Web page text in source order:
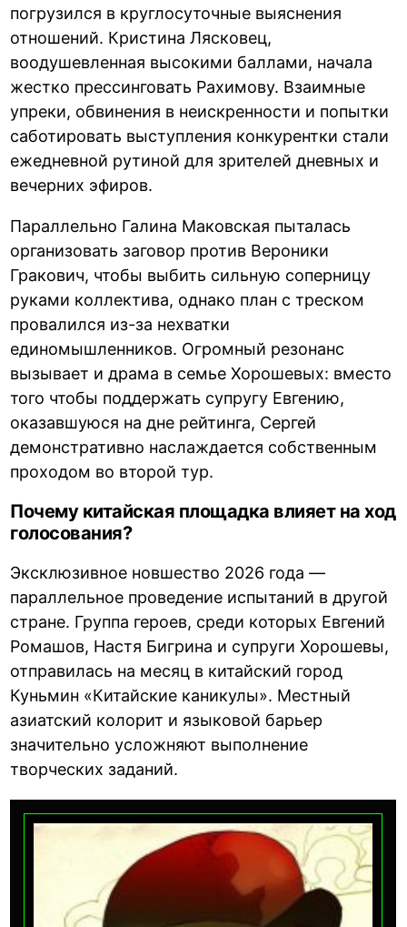
погрузился в круглосуточные выяснения
отношений. Кристина Лясковец,
воодушевленная высокими баллами, начала
жестко прессинговать Рахимову. Взаимные
упреки, обвинения в неискренности и попытки
саботировать выступления конкурентки стали
ежедневной рутиной для зрителей дневных и
вечерних эфиров.
Параллельно Галина Маковская пыталась
организовать заговор против Вероники
Гракович, чтобы выбить сильную соперницу
руками коллектива, однако план с треском
провалился из-за нехватки
единомышленников. Огромный резонанс
вызывает и драма в семье Хорошевых: вместо
того чтобы поддержать супругу Евгению,
оказавшуюся на дне рейтинга, Сергей
демонстративно наслаждается собственным
проходом во второй тур.
Почему китайская площадка влияет на ход
голосования?
Эксклюзивное новшество 2026 года —
параллельное проведение испытаний в другой
стране. Группа героев, среди которых Евгений
Ромашов, Настя Бигрина и супруги Хорошевы,
отправилась на месяц в китайский город
Куньмин «Китайские каникулы». Местный
азиатский колорит и языковой барьер
значительно усложняют выполнение
творческих заданий.